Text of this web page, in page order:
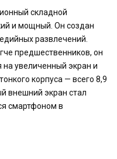
складной
и мощный. Он создан
развлечений.
предшественников, он
на увеличенный экран и
корпуса — всего 8,9
внешний экран стал
смартфоном в